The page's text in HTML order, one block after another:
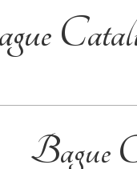
Bague